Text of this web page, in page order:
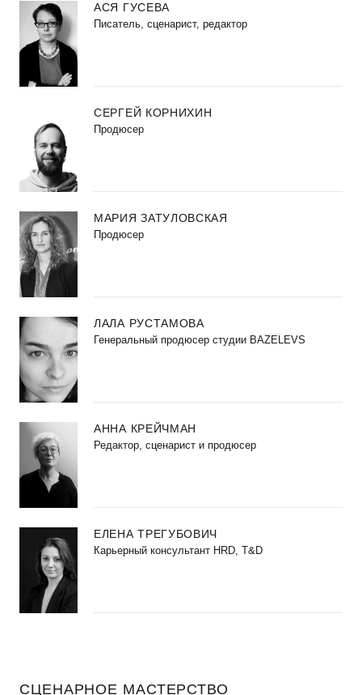
АСЯ ГУСЕВА
Писатель, сценарист, редактор
СЕРГЕЙ КОРНИХИН
Продюсер
МАРИЯ ЗАТУЛОВСКАЯ
Продюсер
ЛАЛА РУСТАМОВА
Генеральный продюсер студии BAZELEVS
АННА КРЕЙЧМАН
Редактор, сценарист и продюсер
ЕЛЕНА ТРЕГУБОВИЧ
Карьерный консультант HRD, T&D
СЦЕНАРНОЕ МАСТЕРСТВО